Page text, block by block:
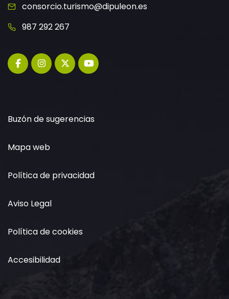
consorcio.turismo@dipuleon.es
987 292 267
Buzón de sugerencias
Mapa web
Política de privacidad
Aviso Legal
Política de cookies
Accesibilidad